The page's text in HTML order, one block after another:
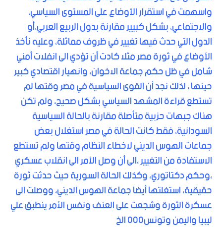
واسهمت في استقرار الأوضاع على المستوى السياسي،
والاجتماعي، بشكل كبيير مقارنة بدول الربيع العربي،أو
الدول التي حدث فيها تغيير في ظروف مماثلة، وعليه نأخذ
الأوضاع في ثورة مصر مثلا كادت أن تؤدي الى انفلات أمني
شامل في ظل حكم جماعة الاخوان، وانهيار اقتصادي كبير
حينها ، لذلك نجد أن القوى السياسية في مصر وقتها لم
تستطع قراءة المشهد السياسي بشكل صحيح، ولم تكن
هناك جبهات حزبية متأصلة مقارنة بالحالة السياسية
السودانية، فقط كانت الحالة في مصر استغلال بعض
جماعات الهوس الديني لاخطاء النظام وقتها ولم تستطع
الاستفادة من التغيير ،الى أن وصل الأمر الى انقلاب عسكري
،وحكم دكتاتوري، وكذلك الحالة السورية حيث حدثت ثورة
حقيقية، استغلتها أيضا جماعة الهوس الديني، ووصلت الى
عسكرة الثورة وشجعت على العنف ونفس الأمر ينطبق علي
ليبيا واليمن وتونس٠٠٠ الخ